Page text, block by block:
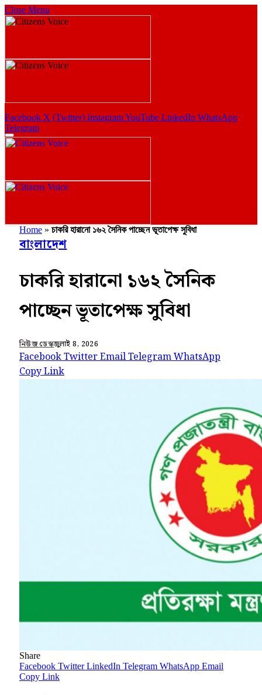
Close Menu
Facebook X (Twitter) InstagramYouTube LinkedIn WhatsApp
Telegram
Home » চাকরি হারানো ১৬২ সৈনিক পাচ্ছেন ভূতাপেক্ষ সুবিধা
বাংলাদেশ
চাকরি হারানো ১৬২ সৈনিক
পাচ্ছেন ভূতাপেক্ষ সুবিধা
নিউজ ডেস্কজুলাই 8, 2026
FacebookTwitterEmailTelegramWhatsApp
Copy Link
Share
Facebook Twitter LinkedIn Telegram WhatsApp Email
Copy Link